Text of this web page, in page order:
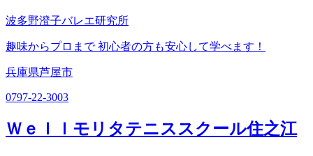
波多野澄子バレエ研究所
趣味からプロまで 初心者の方も安心して学べます！
兵庫県芦屋市
0797-22-3003
Ｗｅｌｌモリタテニススクール住之江